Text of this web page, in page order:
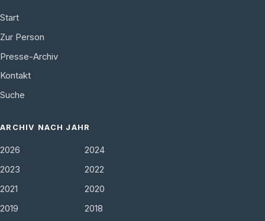
Start
Zur Person
Presse-Archiv
Kontakt
Suche
ARCHIV NACH JAHR
2026
2024
2023
2022
2021
2020
2019
2018